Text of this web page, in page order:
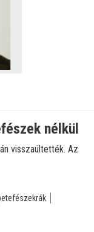
nélkül
visszaültették. Az